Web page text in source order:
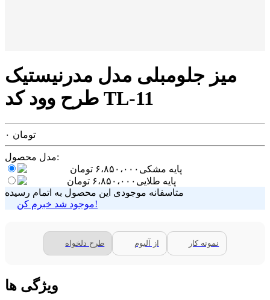
میز جلومبلی مدل مدرنیستیک
طرح وود کد TL-11
۰ تومان
مدل محصول:
پایه مشکی ۶،۸۵۰،۰۰۰ تومان
پایه طلایی ۶،۸۵۰،۰۰۰ تومان
متاسفانه موجودی این محصول به اتمام رسیده
موجود شد خبرم کن!
طرح دلخواه از آلبوم نمونه کار
ویژگی ها